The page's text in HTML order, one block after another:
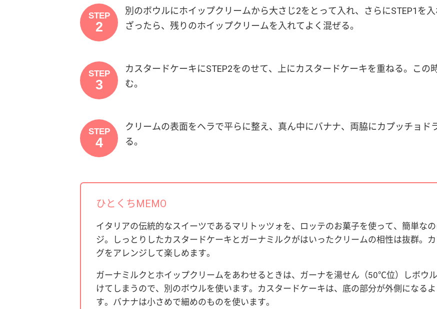
STEP
2
別のボウルにホイップクリームから大さじ2をとって入れ、さらにSTEP1を
ざったら、残りのホイップクリームを入れてよく混ぜる。
STEP
3
カスタードケーキにSTEP2をのせて、上にカスタードケーキを重ねる。この
む。
STEP
4
クリームの表面をヘラで平らに整え、真ん中にバナナ、両脇にカプッチョド
る。
ひとくちMEMO
イタリアの伝統的なスイーツであるマリトッツォを、ロッテのお菓子を使って、簡単な
ジ。しっとりしたカスタードケーキとガーナミルクがはいったクリームの相性は抜群。
グをアレンジして楽しめます。
ガーナミルクとホイップクリームをあわせるときは、ガーナを湯せん（50℃位）しボウ
けてしまうので、別のボウルを使います。カスタードケーキは、底の部分が外側になる
す。バナナは小さめで細めのものを使います。